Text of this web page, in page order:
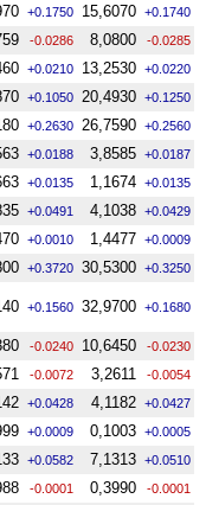
+0.1750 15,6070 +0.1740
-0.0286 8,0800 -0.0285
+0.0210 13,2530 +0.0220
+0.1050 20,4930 +0.1250
+0.2630 26,7590 +0.2560
+0.0188 3,8585 +0.0187
+0.0135 1,1674 +0.0135
+0.0491 4,1038 +0.0429
+0.0010 1,4477 +0.0009
+0.3720 30,5300 +0.3250
+0.1560 32,9700 +0.1680
-0.0240 10,6450 -0.0230
-0.0072 3,2611 -0.0054
+0.0428 4,1182 +0.0427
+0.0009 0,1003 +0.0005
+0.0582 7,1313 +0.0510
-0.0001 0,3990 -0.0001